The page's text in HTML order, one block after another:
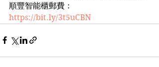
順豐智能櫃郵費：
https://bit.ly/3t5uCBN